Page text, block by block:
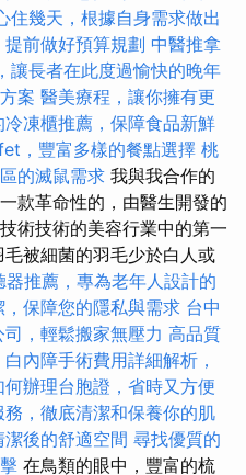
住幾天，根據自身需求做出
前做好預算規劃 中醫推拿
讓長者在此度過愉快的晚年
案 醫美療程，讓你擁有更
凍櫃推薦，保障食品新鮮
，豐富多樣的餐點選擇 桃
的滅鼠需求 我與我合作的
款革命性的，由醫生開發的
術技術的美容行業中的第一
被細菌的羽毛少於白人或
器推薦，專為老年人設計的
保障您的隱私與需求 台中
，輕鬆搬家無壓力 高品質
白內障手術費用詳細解析，
辦理台胞證，省時又方便
務，徹底清潔和保養你的肌
後的舒適空間 尋找優質的
在鳥類的眼中，豐富的梳